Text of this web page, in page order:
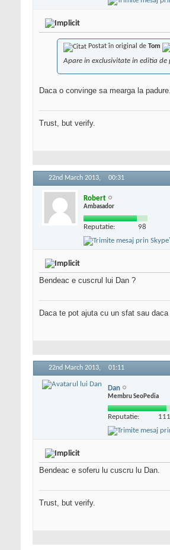
Postat în original de Tom
Apare in exclusivitate in editia de
Daca o convinge sa mearga la
Trust, but verify.
22nd March 2013, 00:31
Robert
Ambasador
Reputatie: 98
Bendeac e cuscrul lui Dan ?
Daca te pot ajuta cu un sfat sau
22nd March 2013, 01:11
Dan
Membru SeoPedia
Reputatie: 111
Bendeac e soferu lu cuscru lu Dan.
Trust, but verify.